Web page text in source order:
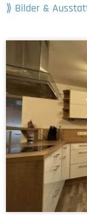
Bilder &